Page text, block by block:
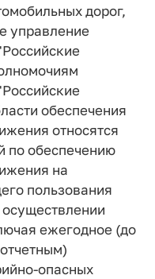
дорог,
управление
обеспечения
относятся
по обеспечению
на
пользования
ежегодное (до
опасных